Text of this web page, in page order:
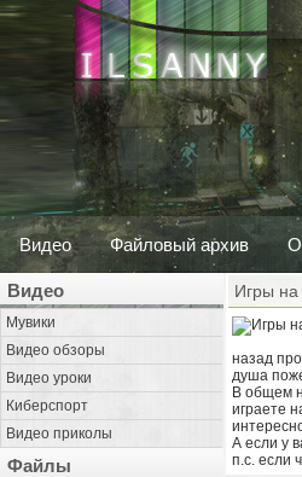
Видео Файловый архив О
Видео
Мувики
Видео обзоры
Видео уроки
Киберспорт
Видео приколы
Файлы
Игры
назад
душа
В общем
играете
А если у
п.с. если